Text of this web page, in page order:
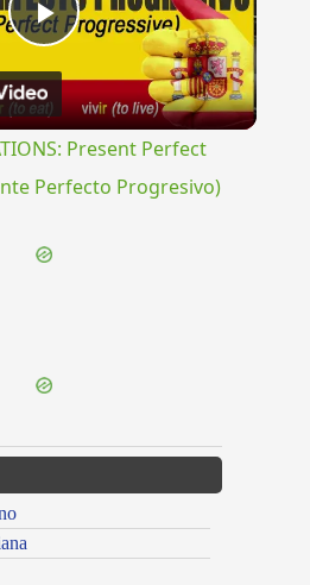
Play
Video
Present Perfect
Perfecto Progresivo)